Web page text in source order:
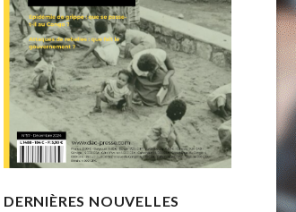
DERNIÈRES NOUVELLES